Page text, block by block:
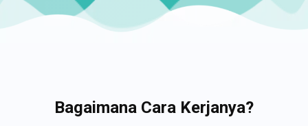
Bagaimana Cara Kerjanya?